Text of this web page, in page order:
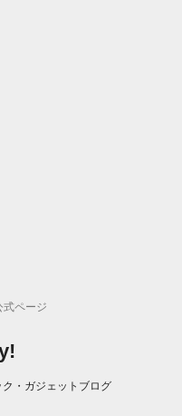
式ページ
・ガジェットブログ